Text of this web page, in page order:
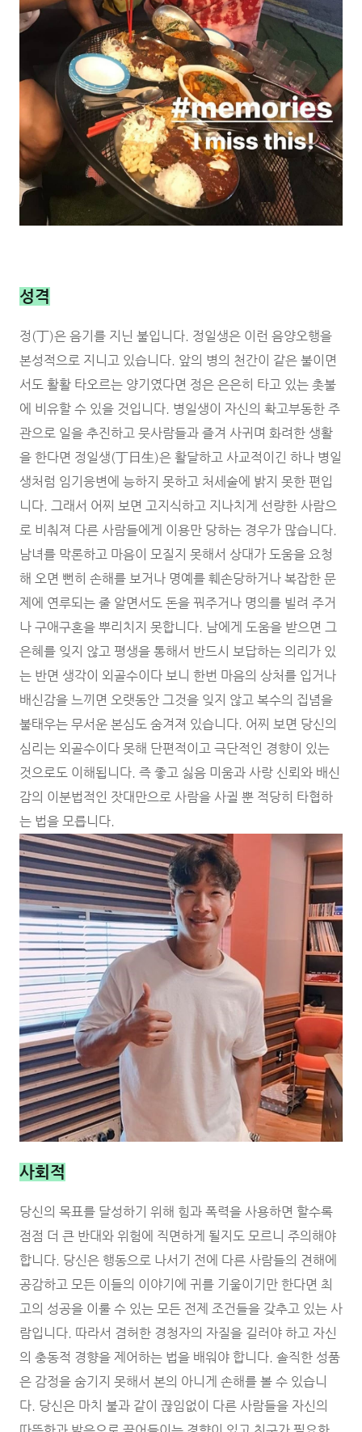
성격
정(丁)은 음기를 지닌 불입니다. 정일생은 이런 음양오행을
본성적으로 지니고 있습니다. 앞의 병의 천간이 같은 불이면
서도 활활 타오르는 양기였다면 정은 은은히 타고 있는 촛불
에 비유할 수 있을 것입니다. 병일생이 자신의 확고부동한 주
관으로 일을 추진하고 뭇사람들과 즐겨 사귀며 화려한 생활
을 한다면 정일생(丁日生)은 활달하고 사교적이긴 하나 병일
생처럼 임기응변에 능하지 못하고 처세술에 밝지 못한 편입
니다. 그래서 어찌 보면 고지식하고 지나치게 선량한 사람으
로 비춰져 다른 사람들에게 이용만 당하는 경우가 많습니다.
남녀를 막론하고 마음이 모질지 못해서 상대가 도움을 요청
해 오면 뻔히 손해를 보거나 명예를 훼손당하거나 복잡한 문
제에 연루되는 줄 알면서도 돈을 꿔주거나 명의를 빌려 주거
나 구애구혼을 뿌리치지 못합니다. 남에게 도움을 받으면 그
은혜를 잊지 않고 평생을 통해서 반드시 보답하는 의리가 있
는 반면 생각이 외골수이다 보니 한번 마음의 상처를 입거나
배신감을 느끼면 오랫동안 그것을 잊지 않고 복수의 집념을
불태우는 무서운 본심도 숨겨져 있습니다. 어찌 보면 당신의
심리는 외골수이다 못해 단편적이고 극단적인 경향이 있는
것으로도 이해됩니다. 즉 좋고 싫음 미움과 사랑 신뢰와 배신
감의 이분법적인 잣대만으로 사람을 사귈 뿐 적당히 타협하
는 법을 모릅니다.
사회적
당신의 목표를 달성하기 위해 힘과 폭력을 사용하면 할수록
점점 더 큰 반대와 위험에 직면하게 될지도 모르니 주의해야
합니다. 당신은 행동으로 나서기 전에 다른 사람들의 견해에
공감하고 모든 이들의 이야기에 귀를 기울이기만 한다면 최
고의 성공을 이룰 수 있는 모든 전제 조건들을 갖추고 있는 사
람입니다. 따라서 겸허한 경청자의 자질을 길러야 하고 자신
의 충동적 경향을 제어하는 법을 배워야 합니다. 솔직한 성품
은 감정을 숨기지 못해서 본의 아니게 손해를 볼 수 있습니
다. 당신은 마치 불과 같이 끊임없이 다른 사람들을 자신의